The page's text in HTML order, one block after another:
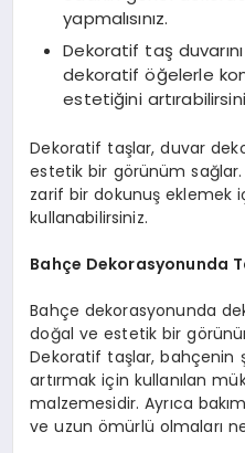
yapmalısınız.
Dekoratif taş
dekoratif öğelerle
estetiğini
Dekoratif taşlar, duvar
estetik bir görünüm
zarif bir dokunuş eklemek
kullanabilirsiniz.
Bahçe Dekorasyonunda
Bahçe dekorasyonunda
doğal ve estetik bir
Dekoratif taşlar, bahçenin
artırmak için kullanılan
malzemesidir. Ayrıca
ve uzun ömürlü olmaları